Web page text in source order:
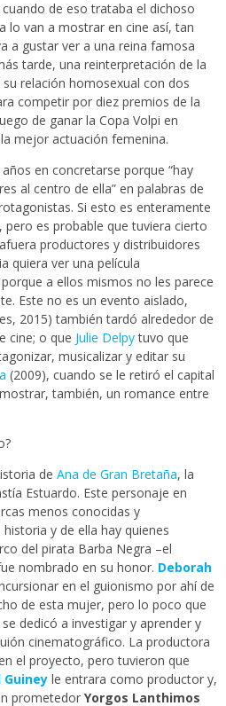
de eso trataba el dichoso
lo van a mostrar en cine así, tan
a gustar ver a una reina famosa
tarde, una reinterpretación de la
su relación homosexual con dos
competir por diez premios de la
de ganar la Copa Volpi en
mejor actuación femenina.
en concretarse porque “hay
al centro de ella” en palabras de
Si esto es enteramente
es probable que tuviera cierto
productores y distribuidores
quiera ver una película
a ellos mismos no les parece
Este no es un evento aislado,
2015) también tardó alrededor de
cine; o que Julie Delpytuvo que
musicalizar y editar su
(2009), cuando se le retiró el capital
también, un romance entre
de Ana de Gran Bretaña, la
Estuardo. Este personaje en
menos conocidas y
y de ella hay quienes
del pirata Barba Negra –el
nombrado en su honor. Deborah
en el guionismo por ahí de
de esta mujer, pero lo poco que
dedicó a investigar y aprender y
cinematográfico. La productora
el proyecto, pero tuvieron que
Guiney le entrara como productor y,
prometedor Yorgos Lanthimos